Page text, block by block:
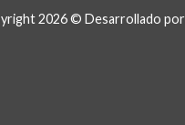
2026 © Desarrollado por